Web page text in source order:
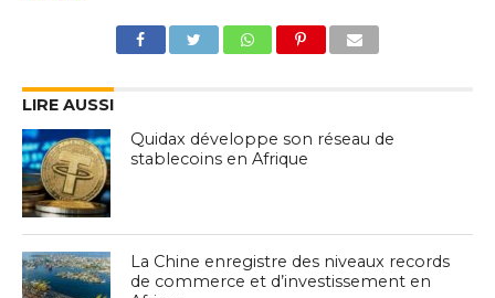
LIRE AUSSI
Quidax développe son réseau de
stablecoins en Afrique
La Chine enregistre des niveaux records
de commerce et d’investissement en